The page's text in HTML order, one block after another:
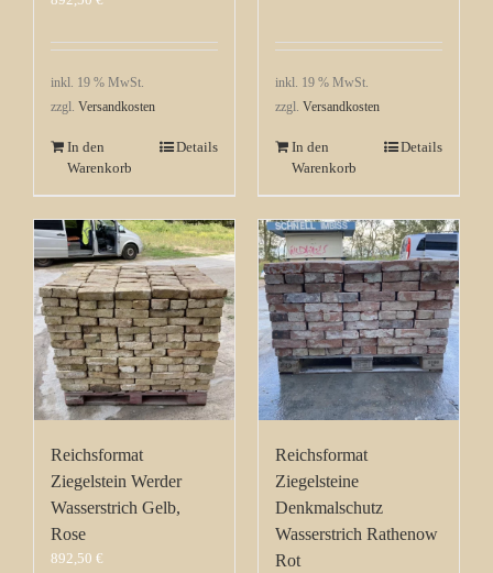
inkl. 19 % MwSt.
zzgl. Versandkosten
In den
Warenkorb
Details
inkl. 19 % MwSt.
zzgl. Versandkosten
In den
Warenkorb
Details
Reichsformat
Ziegelstein Werder
Wasserstrich Gelb,
Rose
892,50 €
Reichsformat
Ziegelsteine
Denkmalschutz
Wasserstrich Rathenow
Rot